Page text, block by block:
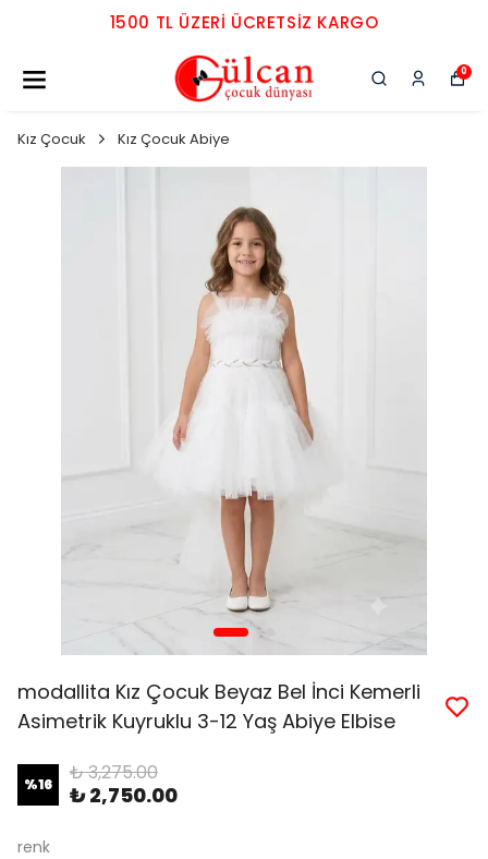
1500 TL ÜZERI ÜCRETSIZ KARGO
0
Kız Çocuk Kız Çocuk Abiye
modallita Kız Çocuk Beyaz Bel İnci Kemerli
Asimetrik Kuyruklu 3-12 Yaş Abiye Elbise
%16 ₺ 3,275.00
₺ 2,750.00
renk